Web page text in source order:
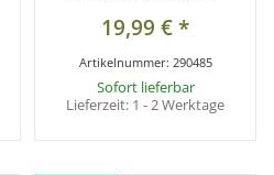
19,99 €*
Artikelnummer: 290485
Sofort lieferbar
Lieferzeit: 1 - 2 Werktage